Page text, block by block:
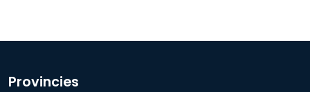
Provincies